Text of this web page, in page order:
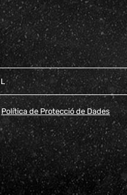
Política de Protecció de Dades